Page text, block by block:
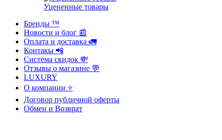
Уцененные товары
Бренды ™️
Новости и блог 📰
Оплата и доставка 🚛
Контакы 📲
Система скидок 💸
Отзывы о магазине 💬
LUXURY
О компании ⭐
Договор публичной оферты
Обмен и Возврат